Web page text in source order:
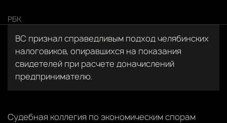
РБК
ВС признал справедливым подход челябинских
налоговиков, опиравшихся на показания
свидетелей при расчете доначислений
предпринимателю.
Судебная коллегия по экономическим спорам